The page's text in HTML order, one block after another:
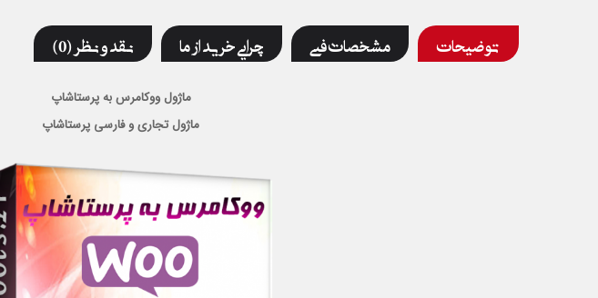
توضیحات مشخصات فنی چرایی خرید از ما نقد و نظر (0)
ماژول ووکامرس به پرستاشاپ
ماژول تجاری و فارسی پرستاشاپ